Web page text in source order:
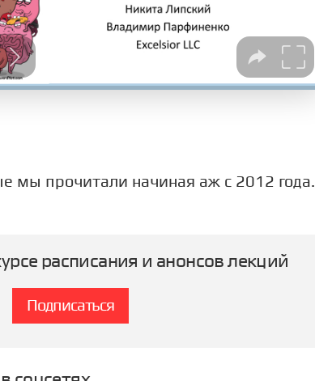
мы прочитали начиная аж с 2012 года.
расписания и анонсов лекций